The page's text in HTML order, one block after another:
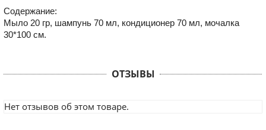
Содержание:
Мыло 20 гр, шампунь 70 мл, кондиционер 70 мл, мочалка
30*100 см.
ОТЗЫВЫ
Нет отзывов об этом товаре.